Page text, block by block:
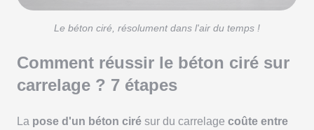
Le béton ciré, résolument dans l'air du temps !
Comment réussir le béton ciré sur
carrelage ? 7 étapes
La pose d'un béton ciré sur du carrelage coûte entre